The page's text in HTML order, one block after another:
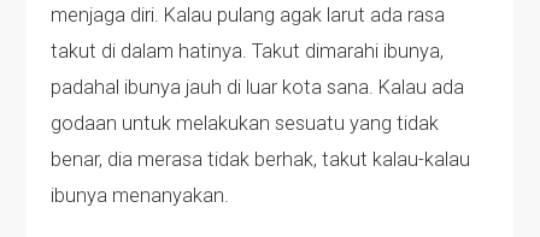
menjaga diri. Kalau pulang agak larut ada rasa
takut di dalam hatinya. Takut dimarahi ibunya,
padahal ibunya jauh di luar kota sana. Kalau ada
godaan untuk melakukan sesuatu yang tidak
benar, dia merasa tidak berhak, takut kalau-kalau
ibunya menanyakan.